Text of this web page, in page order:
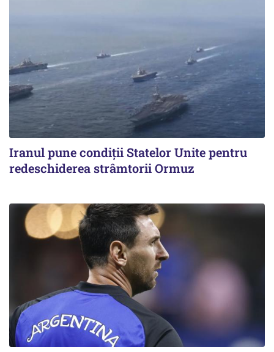
Iranul pune condiții Statelor Unite pentru
redeschiderea strâmtorii Ormuz